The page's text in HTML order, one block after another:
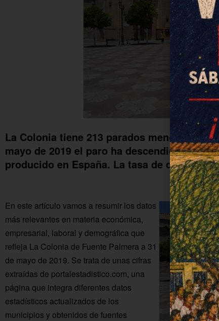
La Colonia tiene 213 parados menos que
mayo de 2019 el paro ha descendido un
producido en España. La tasa de
En este artículo vamos a resumir los datos
más relevantes en materia económica,
empresarial, laboral y demográfica que
refleja La Colonia de Fuente Palmera a 31
de mayo de 2019. Se trata de unas cifras
extraídas de portalestadistico.com, una
página que integra diferentes datos
estadísticos actualizados de los
municipios y obtenidos de fuentes